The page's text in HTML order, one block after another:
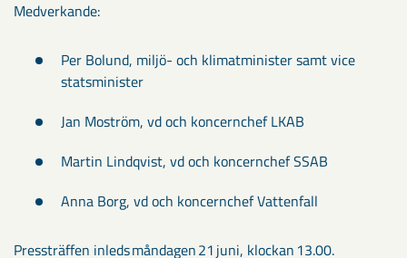
Medverkande:
Per Bolund, miljö- och klimatminister samt vice
statsminister
Jan Moström, vd och koncernchef LKAB
Martin Lindqvist, vd och koncernchef SSAB
Anna Borg, vd och koncernchef Vattenfall
Pressträffen inleds måndagen 21 juni, klockan 13.00.